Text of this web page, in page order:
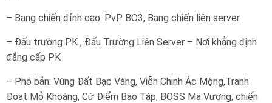
– Bang chiến đỉnh cao: PvP BO3, Bang chiến liên server.
– Đấu trường PK , Đấu Trường Liên Server – Nơi khẳng định
đẳng cấp PK
– Phó bản: Vùng Đất Bạc Vàng, Viễn Chinh Ác Mộng,Tranh
Đoạt Mỏ Khoáng, Cứ Điểm Bão Táp, BOSS Ma Vương, chiến